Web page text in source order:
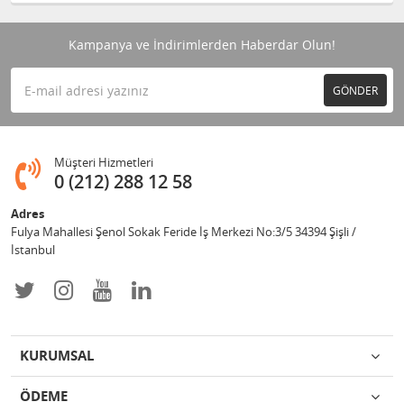
Kampanya ve İndirimlerden Haberdar Olun!
GÖNDER
Müşteri Hizmetleri
0 (212) 288 12 58
Adres
Fulya Mahallesi Şenol Sokak Feride İş Merkezi No:3/5 34394 Şişli /
İstanbul
KURUMSAL
ÖDEME